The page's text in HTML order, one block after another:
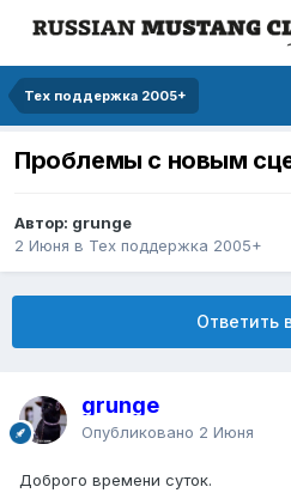
Тех поддержка 2005+
Проблемы с новым
Автор: grunge
2 Июня в Тех поддержка 2005+
Ответить
grunge
Опубликовано 2 Июня
Доброго времени суток.